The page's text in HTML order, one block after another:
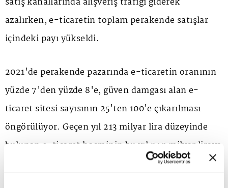
azalırken, e-ticaretin toplam perakende satışlar
içindeki payı yükseldi.
2021'de perakende pazarında e-ticaretin oranının
yüzde 7'den yüzde 8'e, güven damgası alan e-
ticaret sitesi sayısının 25'ten 100'e çıkarılması
öngörülüyor. Geçen yıl 213 milyar lira düzeyinde
bulunan e-ticaret hacminin bu yıl 240 milyar liraya
yükselmesi bekleniyor. 2019'da yüzde 34,1